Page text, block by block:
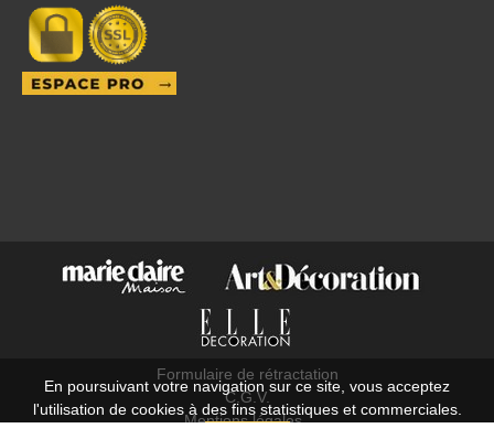
Formulaire de rétractation
C.G.V.
Mentions légales
En poursuivant votre navigation sur ce site, vous acceptez
l'utilisation de cookies à des fins statistiques et commerciales.